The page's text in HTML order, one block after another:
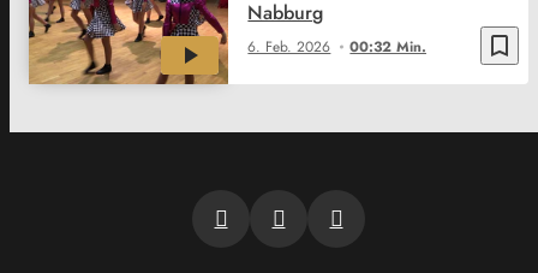
bookmark_border
6. Feb. 2026 00:32 Min.
Nabburg